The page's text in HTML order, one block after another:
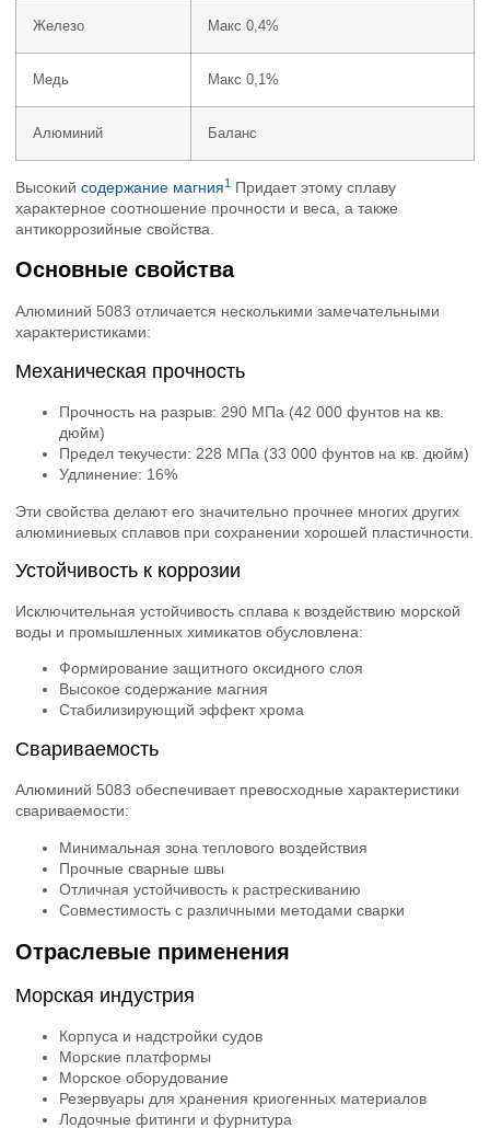
Железо Макс 0,4%
Медь Макс 0,1%
Алюминий Баланс
Высокий содержание магния1 Придает этому сплаву
характерное соотношение прочности и веса, а также
антикоррозийные свойства.
Основные свойства
Алюминий 5083 отличается несколькими замечательными
характеристиками:
Механическая прочность
Прочность на разрыв: 290 МПа (42 000 фунтов на кв.
дюйм)
Предел текучести: 228 МПа (33 000 фунтов на кв. дюйм)
Удлинение: 16%
Эти свойства делают его значительно прочнее многих других
алюминиевых сплавов при сохранении хорошей пластичности.
Устойчивость к коррозии
Исключительная устойчивость сплава к воздействию морской
воды и промышленных химикатов обусловлена:
Формирование защитного оксидного слоя
Высокое содержание магния
Стабилизирующий эффект хрома
Свариваемость
Алюминий 5083 обеспечивает превосходные характеристики
свариваемости:
Минимальная зона теплового воздействия
Прочные сварные швы
Отличная устойчивость к растрескиванию
Совместимость с различными методами сварки
Отраслевые применения
Морская индустрия
Корпуса и надстройки судов
Морские платформы
Морское оборудование
Резервуары для хранения криогенных материалов
Лодочные фитинги и фурнитура